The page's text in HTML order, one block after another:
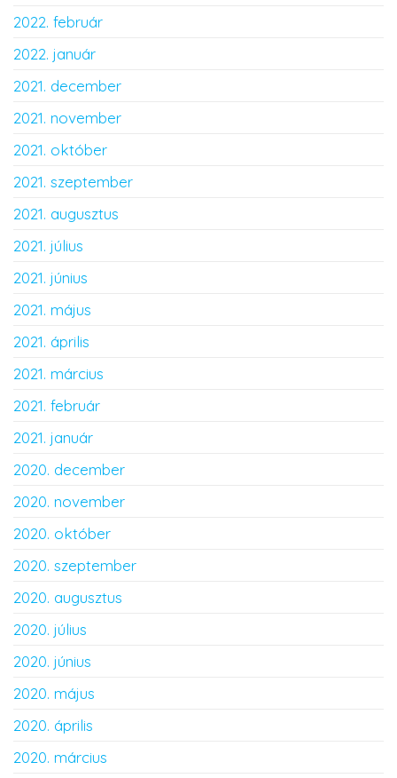
2022. február
2022. január
2021. december
2021. november
2021. október
2021. szeptember
2021. augusztus
2021. július
2021. június
2021. május
2021. április
2021. március
2021. február
2021. január
2020. december
2020. november
2020. október
2020. szeptember
2020. augusztus
2020. július
2020. június
2020. május
2020. április
2020. március